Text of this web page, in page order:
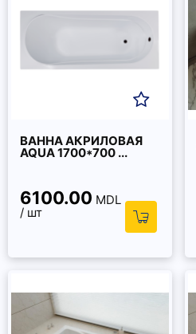
ВАННА АКРИЛОВАЯ
AQUA 1700*700 ...
6100.00 MDL
/ шт